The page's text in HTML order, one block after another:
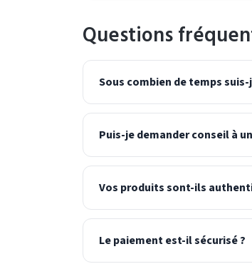
Questions
Sous combien de temps suis-
Puis-je demander conseil à
Vos produits sont-ils
Le paiement est-il sécurisé ?